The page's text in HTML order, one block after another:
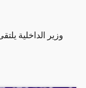
وزير الداخلية